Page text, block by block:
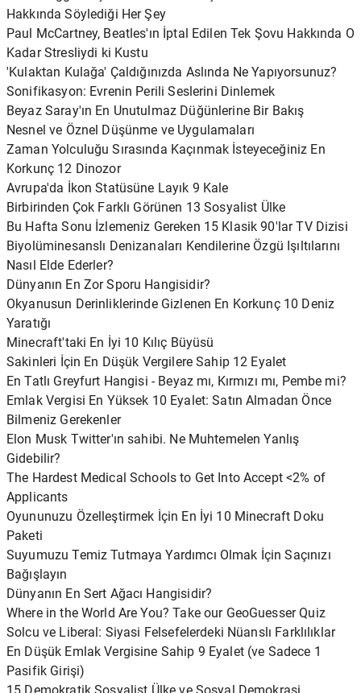
Hakkında Söylediği Her Şey
Paul McCartney, Beatles'ın İptal Edilen Tek Şovu Hakkında O
Kadar Stresliydi ki Kustu
'Kulaktan Kulağa' Çaldığınızda Aslında Ne Yapıyorsunuz?
Sonifikasyon: Evrenin Perili Seslerini Dinlemek
Beyaz Saray'ın En Unutulmaz Düğünlerine Bir Bakış
Nesnel ve Öznel Düşünme ve Uygulamaları
Zaman Yolculuğu Sırasında Kaçınmak İsteyeceğiniz En
Korkunç 12 Dinozor
Avrupa'da İkon Statüsüne Layık 9 Kale
Birbirinden Çok Farklı Görünen 13 Sosyalist Ülke
Bu Hafta Sonu İzlemeniz Gereken 15 Klasik 90'lar TV Dizisi
Biyolüminesanslı Denizanaları Kendilerine Özgü Işıltılarını
Nasıl Elde Ederler?
Dünyanın En Zor Sporu Hangisidir?
Okyanusun Derinliklerinde Gizlenen En Korkunç 10 Deniz
Yaratığı
Minecraft'taki En İyi 10 Kılıç Büyüsü
Sakinleri İçin En Düşük Vergilere Sahip 12 Eyalet
En Tatlı Greyfurt Hangisi - Beyaz mı, Kırmızı mı, Pembe mi?
Emlak Vergisi En Yüksek 10 Eyalet: Satın Almadan Önce
Bilmeniz Gerekenler
Elon Musk Twitter'ın sahibi. Ne Muhtemelen Yanlış
Gidebilir?
The Hardest Medical Schools to Get Into Accept <2% of
Applicants
Oyununuzu Özelleştirmek İçin En İyi 10 Minecraft Doku
Paketi
Suyumuzu Temiz Tutmaya Yardımcı Olmak İçin Saçınızı
Bağışlayın
Dünyanın En Sert Ağacı Hangisidir?
Where in the World Are You? Take our GeoGuesser Quiz
Solcu ve Liberal: Siyasi Felsefelerdeki Nüanslı Farklılıklar
En Düşük Emlak Vergisine Sahip 9 Eyalet (ve Sadece 1
Pasifik Girişi)